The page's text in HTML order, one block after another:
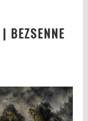
BEZSENNE